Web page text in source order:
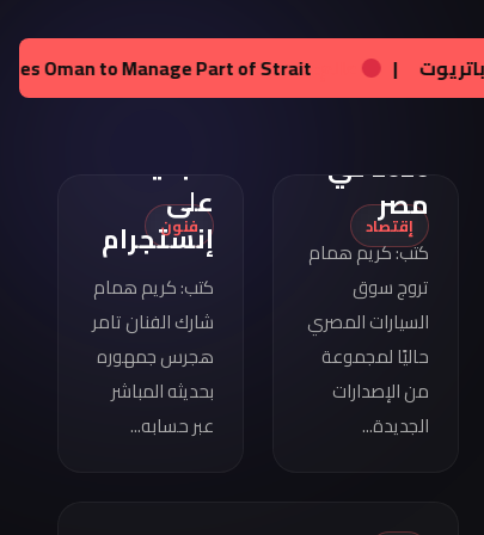
زيلينسكي يحصل على تراخيص لإنتاج صواريخ باتريوت|
إقتصاد
مواصفات
كوبرا
2026 في
مصر
كتب: كريم همام
تروج سوق
السيارات المصري
حاليًا لمجموعة
من الإصدارات
الجديدة...
فنون
هجرس
يشارك
الجديدة
على
إنستجرام
كتب: كريم همام
شارك الفنان تامر
هجرس جمهوره
بحديثه المباشر
عبر حسابه...